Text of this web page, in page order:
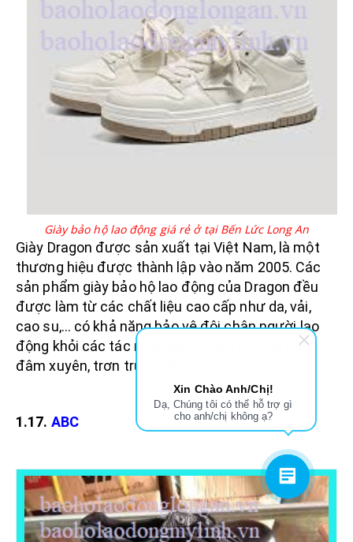
Giày bảo hộ lao động giá rẻ ở tại Bến Lức Long An
Giày Dragon được sản xuất tại Việt Nam, là một
thương hiệu được thành lập vào năm 2005. Các
sản phẩm giày bảo hộ lao động của Dragon đều
được làm từ các chất liệu cao cấp như da, vải,
cao su,... có khả năng bảo vệ đôi chân người lao
động khỏi các tác nhân nguy hiểm như va đập,
đâm xuyên, trơn trượt, dầu, hóa chất,...
1.17. ABC
Xin Chào Anh/Chị!
Dạ, Chúng tôi có thể hỗ trợ gì
cho anh/chị không ạ?